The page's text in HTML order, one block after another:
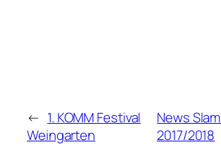
← 1. KOMM Festival
Weingarten
News
2017/2018